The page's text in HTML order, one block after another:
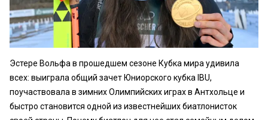
Эстере Вольфа в прошедшем сезоне Кубка мира удивила
всех: выиграла общий зачет Юниорского кубка IBU,
поучаствовала в зимних Олимпийских играх в Антхольце и
быстро становится одной из известнейших биатлонисток